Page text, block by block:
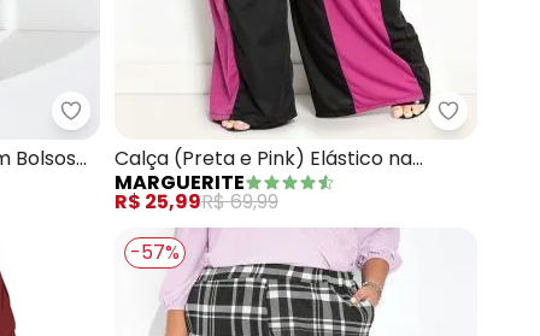
Jogger com Bolsos Plus Size
Marguerite - Calça (Púrpura) Jogger com Bolsos
Bolsos
Calça (Preta e Pink) Elástico na
Cintura Plus Size
MARGUERITE
R$ 25,99R$ 69,99
-57%